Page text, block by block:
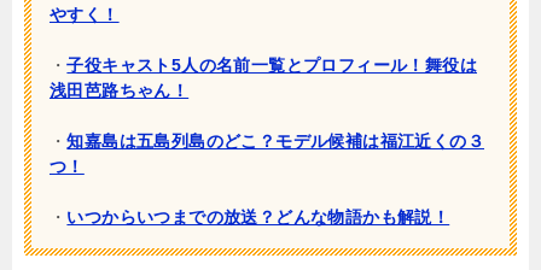
やすく！
・子役キャスト5人の名前一覧とプロフィール！舞役は
浅田芭路ちゃん！
・知嘉島は五島列島のどこ？モデル候補は福江近くの３
つ！
・ いつからいつまでの放送？どんな物語かも解説！